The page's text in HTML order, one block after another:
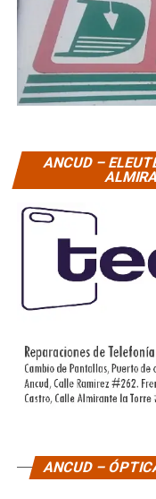
ANCUD –
ANCUD –